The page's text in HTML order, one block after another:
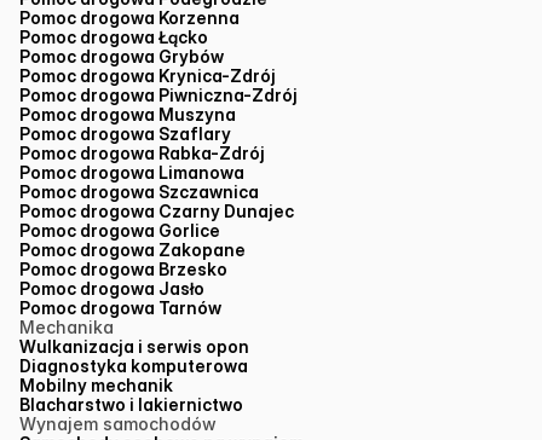
Pomoc drogowa Korzenna
Pomoc drogowa Łącko
Pomoc drogowa Grybów
Pomoc drogowa Krynica-Zdrój
Pomoc drogowa Piwniczna-Zdrój
Pomoc drogowa Muszyna
Pomoc drogowa Szaflary
Pomoc drogowa Rabka-Zdrój
Pomoc drogowa Limanowa
Pomoc drogowa Szczawnica
Pomoc drogowa Czarny Dunajec
Pomoc drogowa Gorlice
Pomoc drogowa Zakopane
Pomoc drogowa Brzesko
Pomoc drogowa Jasło
Pomoc drogowa Tarnów
Mechanika
Wulkanizacja i serwis opon
Diagnostyka komputerowa
Mobilny mechanik
Blacharstwo i lakiernictwo
Wynajem samochodów